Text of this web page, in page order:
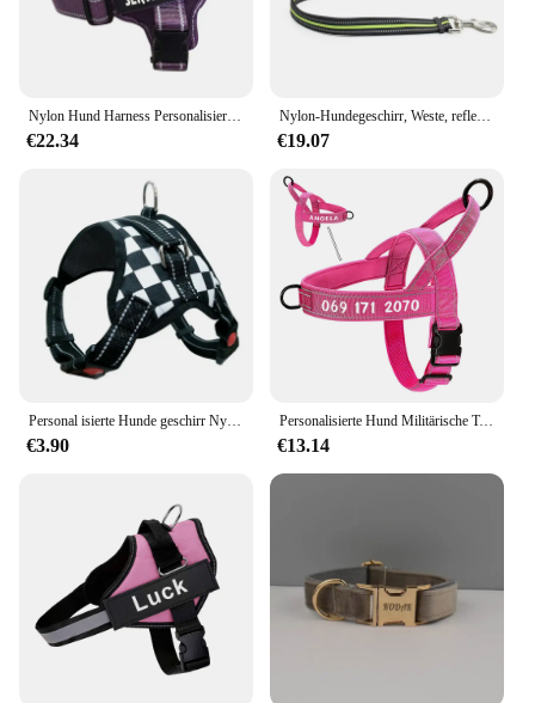
€22.34
Nylon-Hundegeschirr, Weste, reflektierendes Hundegeschirr, personalisierbar, atmungsaktiv, verstellbar, Haustiergeschirr, Leine für kleine, mittelgroße und große Hunde
€19.07
€3.90
Personalisierte Hund Militärische Taktische Harness Reflektierende Hunde Harness Weste Kunden Pet Ausbildung Weste für Medium Large Hunde
€13.14